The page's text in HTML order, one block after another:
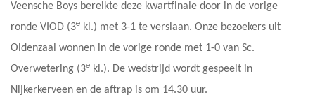
Veensche Boys bereikte deze kwartfinale door in de vorige
ronde VIOD (3e kl.) met 3-1 te verslaan. Onze bezoekers uit
Oldenzaal wonnen in de vorige ronde met 1-0 van Sc.
Overwetering (3e kl.). De wedstrijd wordt gespeelt in
Nijkerkerveen en de aftrap is om 14.30 uur.